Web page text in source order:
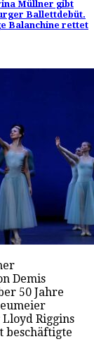
Müllner gibt
Ballettdebüt.
Balanchine rettet
Demis
50 Jahre
Riggins
beschäftigte